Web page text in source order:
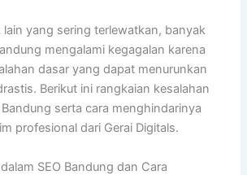
lain yang sering terlewatkan, banyak
mengalami kegagalan karena
dasar yang dapat menurunkan
Berikut ini rangkaian kesalahan
serta cara menghindarinya
profesional dari Gerai Digitals.
SEO Bandung dan Cara